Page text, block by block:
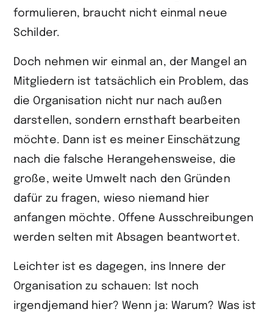
formulieren, braucht nicht einmal neue
Schilder.
Doch nehmen wir einmal an, der Mangel an
Mitgliedern ist tatsächlich ein Problem, das
die Organisation nicht nur nach außen
darstellen, sondern ernst­haft bearbeiten
möchte. Dann ist es meiner Einschätzung
nach die falsche Herangehensweise, die
große, weite Umwelt nach den Gründen
dafür zu fragen, wieso niemand hier
anfangen möchte. Offene Ausschreibungen
werden selten mit Absagen beantwortet.
Leichter ist es dagegen, ins Innere der
Organisation zu schauen: Ist noch
irgendjemand hier? Wenn ja: Warum? Was ist